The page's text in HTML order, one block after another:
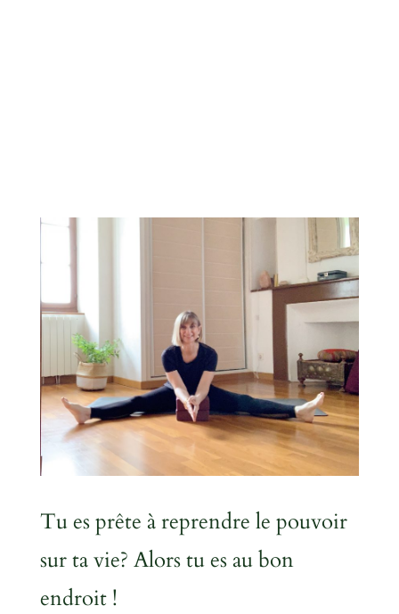
Tu es prête à reprendre le pouvoir
sur ta vie? Alors tu es au bon
endroit !